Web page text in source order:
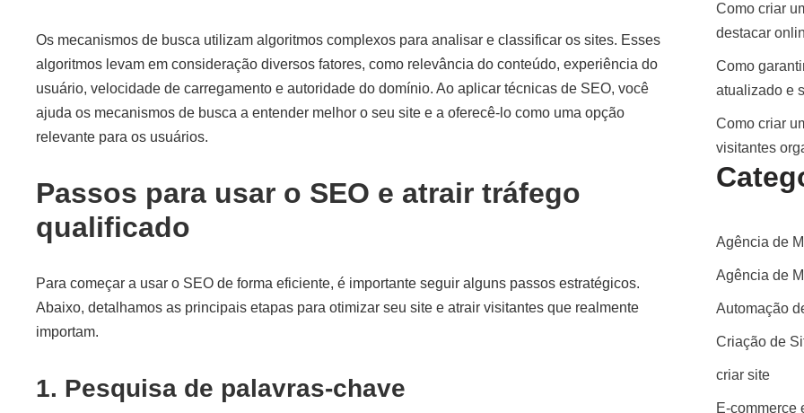
Os mecanismos de busca utilizam algoritmos complexos para analisar e classificar os sites. Esses
algoritmos levam em consideração diversos fatores, como relevância do conteúdo, experiência do
usuário, velocidade de carregamento e autoridade do domínio. Ao aplicar técnicas de SEO, você
ajuda os mecanismos de busca a entender melhor o seu site e a oferecê-lo como uma opção
relevante para os usuários.
Passos para usar o SEO e atrair tráfego
qualificado
Para começar a usar o SEO de forma eficiente, é importante seguir alguns passos estratégicos.
Abaixo, detalhamos as principais etapas para otimizar seu site e atrair visitantes que realmente
importam.
1. Pesquisa de palavras-chave
Como criar
destacar
Como
atualizado e
Como criar
visitantes
Agência de
Agência de
Automação
Criação de
criar site
E-commerce